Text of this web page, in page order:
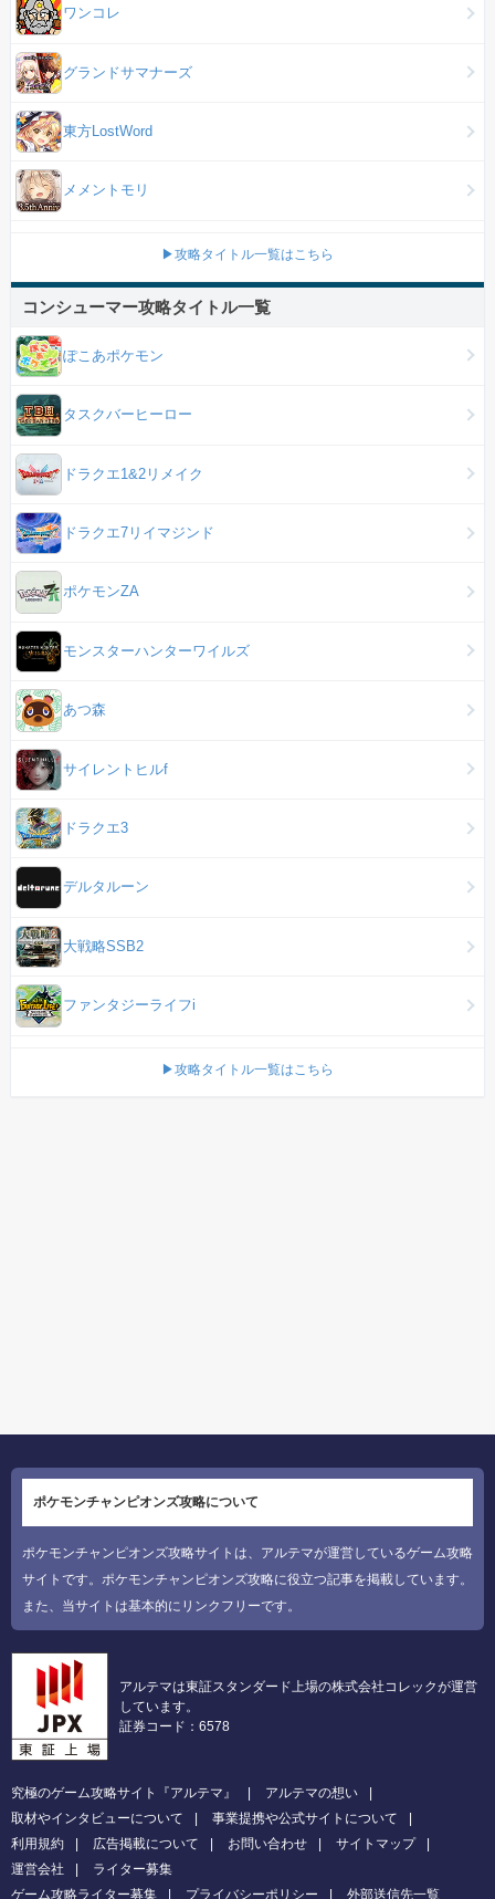
ワンコレ
グランドサマナーズ
東方LostWord
メメントモリ
▶攻略タイトル一覧はこちら
コンシューマー攻略タイトル一覧
ぽこあポケモン
タスクバーヒーロー
ドラクエ1&2リメイク
ドラクエ7リイマジンド
ポケモンZA
モンスターハンターワイルズ
あつ森
サイレントヒルf
ドラクエ3
デルタルーン
大戦略SSB2
ファンタジーライフi
▶攻略タイトル一覧はこちら
ポケモンチャンピオンズ攻略について
ポケモンチャンピオンズ攻略サイトは、アルテマが運営しているゲーム攻略
サイトです。ポケモンチャンピオンズ攻略に役立つ記事を掲載しています。
また、当サイトは基本的にリンクフリーです。
アルテマは東証スタンダード上場の株式会社コレックが運営
しています。
証券コード：6578
究極のゲーム攻略サイト『アルテマ』
アルテマの想い
取材やインタビューについて
事業提携や公式サイトについて
利用規約
広告掲載について お問い合わせ
サイトマップ
運営会社
ライター募集
ゲーム攻略ライター募集
プライバシーポリシー 外部送信先一覧